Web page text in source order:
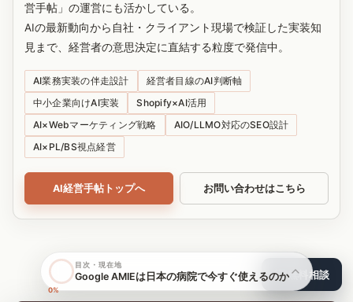
営手帖」の運営にも活かしている。
AIの最新動向から自社・クライアント現場で検証した実装知
見まで、経営者の意思決定に直結する粒度で発信中。
AI業務実装の伴走設計
経営者目線のAI判断軸
中小企業向けAI実装
Shopify×AI活用
AI×Webマーケティング戦略
AIO/LLMO対応のSEO設計
AI×PL/BS視点経営
AI経営手帖トップへ お問い合わせはこちら
0%
目次・現在地
Google AMIEは日本の病院で今すぐ使えるのか無料相談